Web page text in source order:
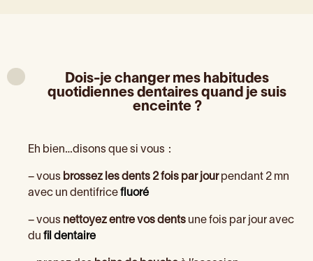
Dois-je changer mes habitudes
quotidiennes dentaires quand je suis
enceinte ?
Eh bien…disons que si vous :
– vous brossez les dents 2 fois par jourpendant 2 mn
avec un dentifrice fluoré
– vous nettoyez entre vos dents une fois par jour avec
du fil dentaire